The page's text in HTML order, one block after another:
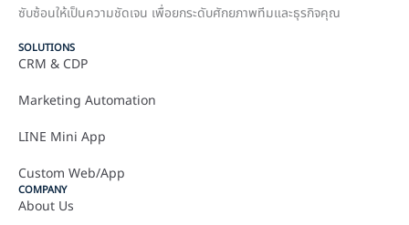
ซับซ้อนให้เป็นความชัดเจน เพื่อยกระดับศักยภาพทีมและธุรกิจคุณ
SOLUTIONS
CRM & CDP
Marketing Automation
LINE Mini App
Custom Web/App
COMPANY
About Us